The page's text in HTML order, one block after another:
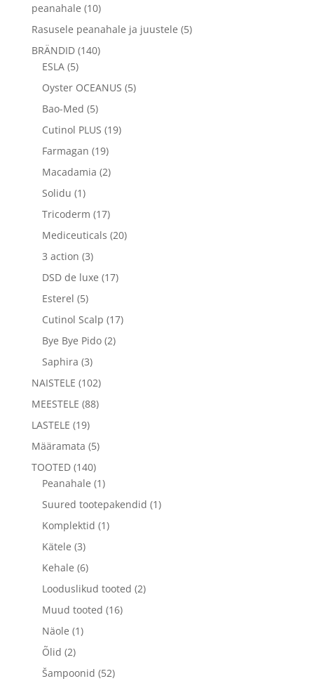
peanahale (10)
Rasusele peanahale ja juustele (5)
BRÄNDID (140)
ESLA (5)
Oyster OCEANUS (5)
Bao-Med (5)
Cutinol PLUS (19)
Farmagan (19)
Macadamia (2)
Solidu (1)
Tricoderm (17)
Mediceuticals (20)
3 action (3)
DSD de luxe (17)
Esterel (5)
Cutinol Scalp (17)
Bye Bye Pido (2)
Saphira (3)
NAISTELE (102)
MEESTELE (88)
LASTELE (19)
Määramata (5)
TOOTED (140)
Peanahale (1)
Suured tootepakendid (1)
Komplektid (1)
Kätele (3)
Kehale (6)
Looduslikud tooted (2)
Muud tooted (16)
Näole (1)
Õlid (2)
Šampoonid (52)